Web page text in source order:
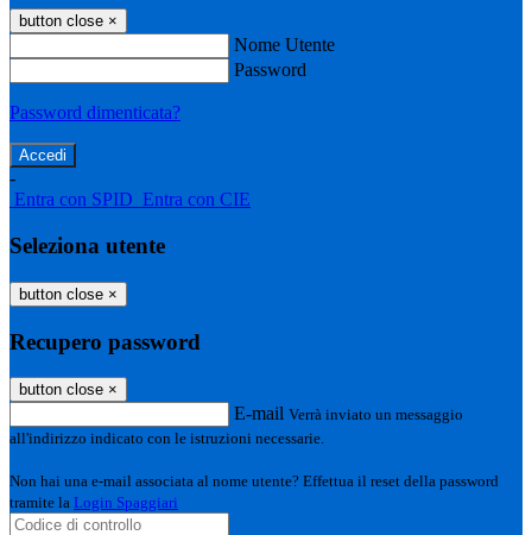
button close ×
Nome Utente
Password
Password dimenticata?
-
Entra con SPID Entra con CIE
Seleziona utente
button close ×
Recupero password
button close ×
E-mail Verrà inviato un messaggio
all'indirizzo indicato con le istruzioni necessarie.
Non hai una e-mail associata al nome utente? Effettua il reset della password
tramite la Login Spaggiari